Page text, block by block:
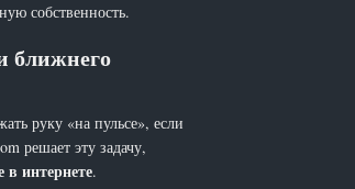
собственность.
ближнего
руку «на пульсе», если
решает эту задачу,
в интернете.